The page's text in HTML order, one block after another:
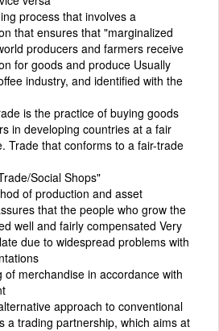
process that involves a
that ensures that "marginalized
producers and farmers receive
for goods and produce Usually
industry, and identified with the
is the practice of buying goods
in developing countries at a fair
Trade that conforms to a fair-trade
Social Shops"
of production and asset
that the people who grow the
well and fairly compensated Very
due to widespread problems with
of merchandise in accordance with
approach to conventional
a trading partnership, which aims at